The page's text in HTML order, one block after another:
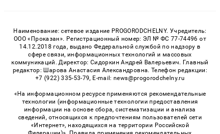
Наименование: сетевое издание PROGORODCHELNY. Учредитель:
ООО «Проказан». Регистрационный номер: ЭЛ № ФС 77-74496 от
14.12.2018 года, выдано Федеральной службой по надзору в
сфере связи, информационных технологий и массовых
коммуникаций. Директор: Сидоркин Андрей Валерьевич. Главный
редактор: Шарова Анастасия Александровна. Телефон редакции:
+7 (922) 335-53-79, E-mail: news@progorodchelny.ru
«На информационном ресурсе применяются рекомендательные
технологии (информационные технологии предоставления
информации на основе сбора, систематизации и анализа
сведений, относящихся к предпочтениям пользователей сети
«Интернет», находящихся на территории Российской